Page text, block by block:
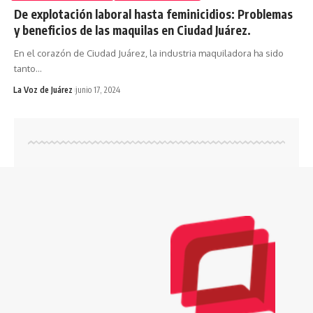
De explotación laboral hasta feminicidios: Problemas
y beneficios de las maquilas en Ciudad Juárez.
En el corazón de Ciudad Juárez, la industria maquiladora ha sido
tanto…
La Voz de Juárez junio 17, 2024